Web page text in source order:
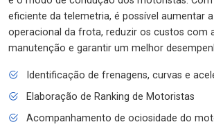
eficiente da telemetria, é possível aumentar
operacional da frota, reduzir os custos com
manutenção e garantir um melhor
Identificação de frenagens, curvas e
Elaboração de Ranking de Motoristas
Acompanhamento de ociosidade do